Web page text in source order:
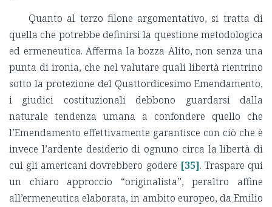
Quanto al terzo filone argomentativo, si tratta di
quella che potrebbe definirsi la questione metodologica
ed ermeneutica. Afferma la bozza Alito, non senza una
punta di ironia, che nel valutare quali libertà rientrino
sotto la protezione del Quattordicesimo Emendamento,
i giudici costituzionali debbono guardarsi dalla
naturale tendenza umana a confondere quello che
l’Emendamento effettivamente garantisce con ciò che è
invece l’ardente desiderio di ognuno circa la libertà di
cui gli americani dovrebbero godere [35]. Traspare qui
un chiaro approccio “originalista”, peraltro affine
all’ermeneutica elaborata, in ambito europeo, da Emilio